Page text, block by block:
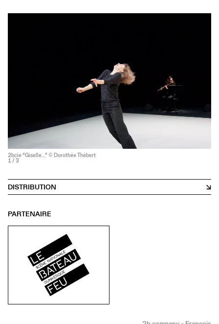
2bcie “Giselle…” © Dorothée Thébert
1 / 3
DISTRIBUTION
PARTENAIRE